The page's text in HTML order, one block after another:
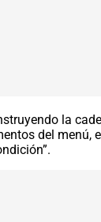
la
del menú,